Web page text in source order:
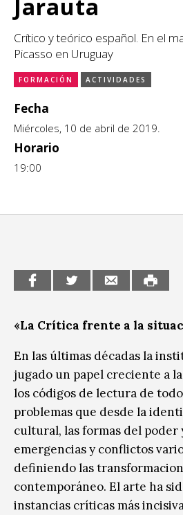
CCE en el interior/libros
Espacio itinerante de lectura
Exposiciones
Formación
Infantil y Juvenil
Letras
Música
Jarauta
Crítico y teórico español. En el
Picasso en Uruguay
FORMACIÓN ACTIVIDADES
Fecha
Miércoles, 10 de abril de 2019.
Horario
19:00
«La Crítica frente a la
En las últimas décadas la
jugado un papel creciente a
los códigos de lectura de
problemas que desde la
cultural, las formas del poder
emergencias y conflictos
definiendo las
contemporáneo. El arte ha
instancias críticas más